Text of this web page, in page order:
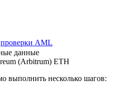
проверки AML
данные
(Arbitrum) ETH
выполнить несколько шагов: